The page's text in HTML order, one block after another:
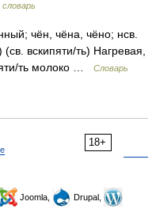
чён, чёна, чёно; нсв.
вскипяти/ть) Нагревая,
ть молоко …
Словарь
18+
Joomla,
Drupal,